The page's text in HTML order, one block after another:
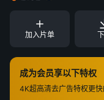
加入片单
成为会员享以下特权
4K超高清去广告特权更